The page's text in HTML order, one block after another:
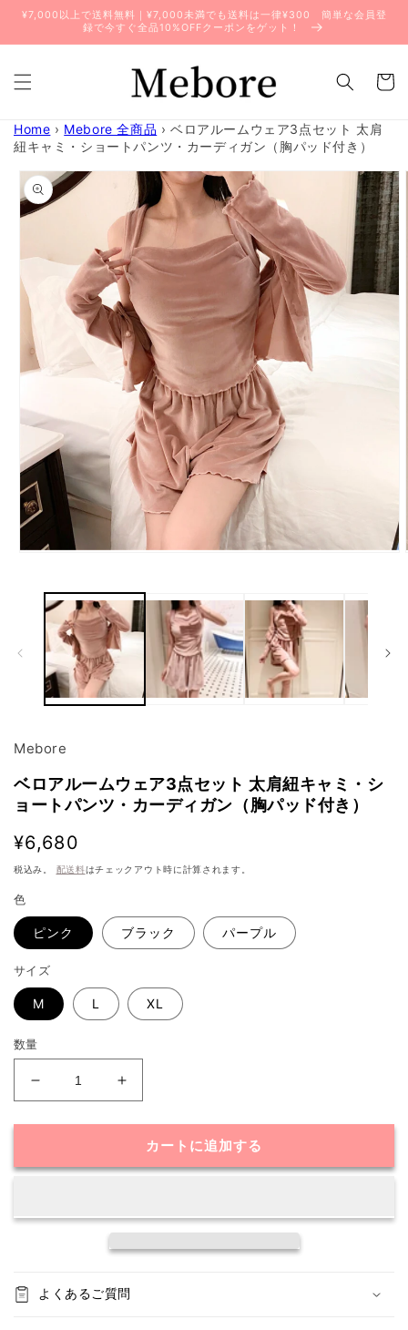
ンツに
¥7,000以上で送料無料｜¥7,000未満でも送料は一律¥300 簡単な会員登
録で今すぐ全品10%OFFクーポンをゲット！
ー
Home › Mebore 全商品 › ベロアルームウェア3点セット 太肩
紐キャミ・ショートパンツ・カーディガン（胸パッド付き）
商品情
報にス
キップ
デ
く
Mebore
ベロアルームウェア3点セット 太肩紐キャミ・シ
ョートパンツ・カーディガン（胸パッド付き）
通
常
格
¥6,680
税込み。 配送料はチェックアウト時に計算されます。
色
ピンク ブラック パープル
サイズ
M L XL
数量
ー
ウ
点
ベ
ー
ウ
3
点
カートに追加する
よくあるご質問